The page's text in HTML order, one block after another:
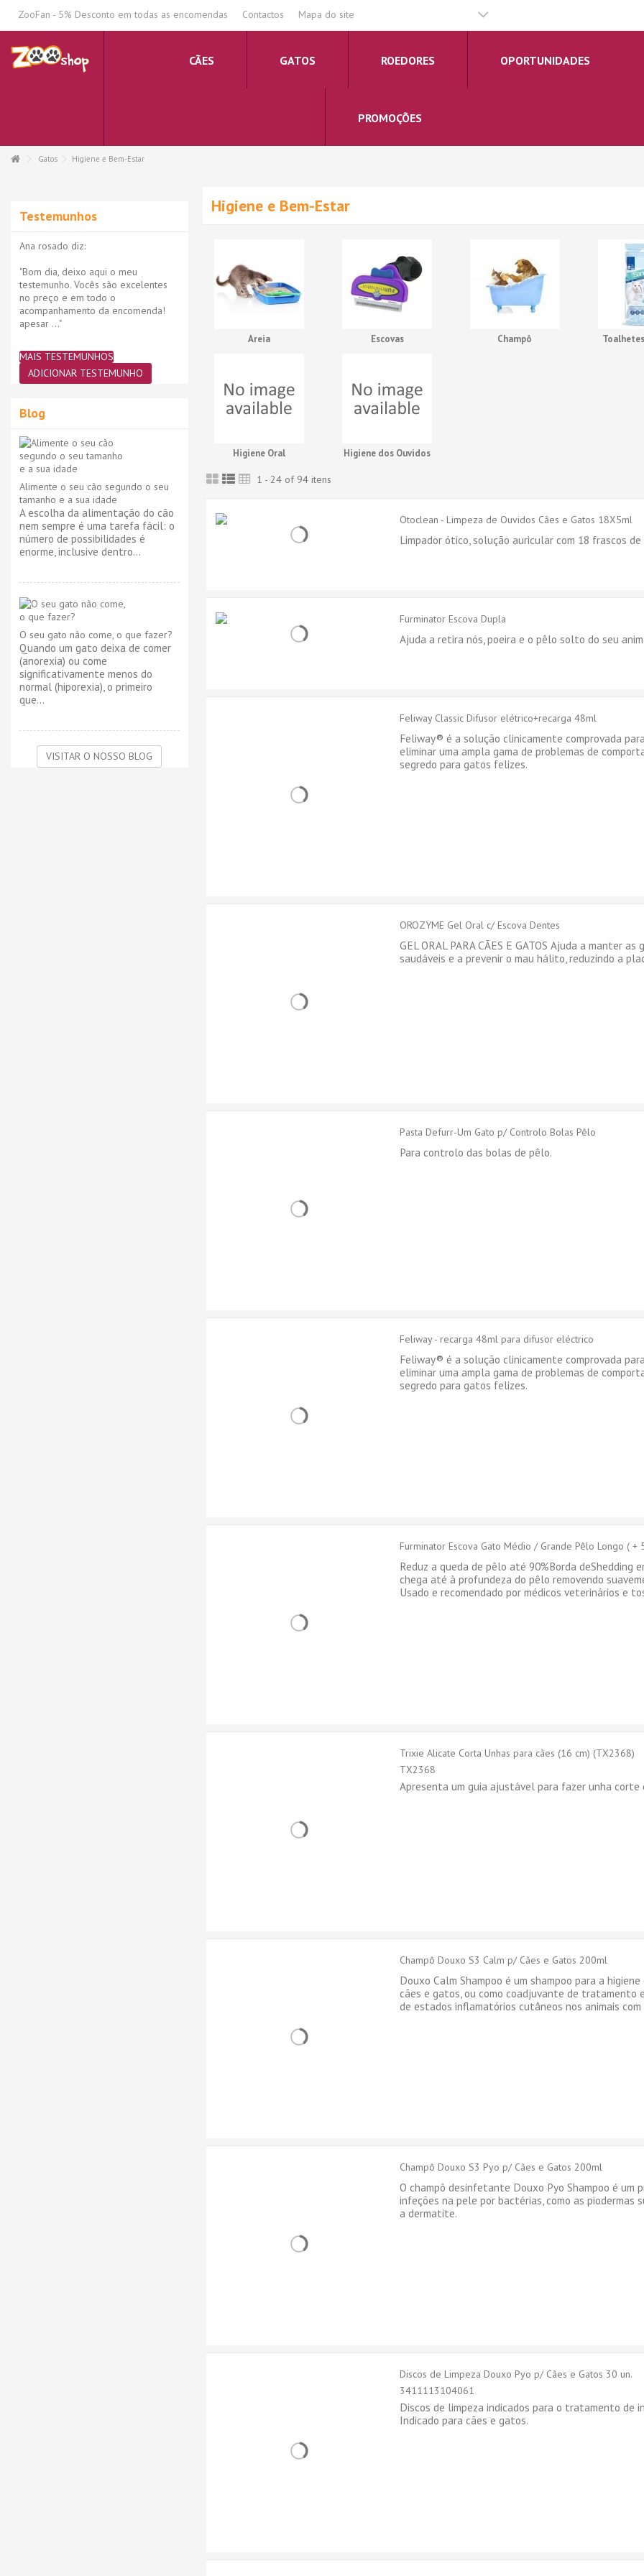
ZooFan - 5% Desconto em todas as encomendas Contactos Mapa do site
CÃES GATOS ROEDORES OPORTUNIDADES
PROMOÇÕES
Gatos Higiene e Bem-Estar
Higiene e Bem-Estar
Areia Escovas Champô
Higiene Oral Higiene dos Ouvidos
1 - 24 of 94 itens
Otoclean - Limpeza de Ouvidos Cães e Gatos 18X5ml
Limpador ótico, solução auricular com 18 frascos de
Furminator Escova Dupla
Ajuda a retira nós, poeira e o pêlo solto do seu
Feliway Classic Difusor elétrico+recarga 48ml
Feliway® é a solução clinicamente comprovada
eliminar uma ampla gama de problemas de
segredo para gatos felizes.
OROZYME Gel Oral c/ Escova Dentes
GEL ORAL PARA CÃES E GATOS Ajuda a manter
saudáveis e a prevenir o mau hálito, reduzindo a
Pasta Defurr-Um Gato p/ Controlo Bolas Pêlo
Para controlo das bolas de pêlo.
Feliway - recarga 48ml para difusor eléctrico
Feliway® é a solução clinicamente comprovada
eliminar uma ampla gama de problemas de
segredo para gatos felizes.
Furminator Escova Gato Médio / Grande Pêlo Longo ( +
Reduz a queda de pêlo até 90%Borda deShedding
chega até à profundeza do pêlo removendo
Usado e recomendado por médicos veterinários e
Trixie Alicate Corta Unhas para cães (16 cm) (TX2368)
TX2368
Apresenta um guia ajustável para fazer unha
Champô Douxo S3 Calm p/ Cães e Gatos 200ml
Douxo Calm Shampoo é um shampoo para a
cães e gatos, ou como coadjuvante de tratamento
de estados inflamatórios cutâneos nos animais
Champô Douxo S3 Pyo p/ Cães e Gatos 200ml
O champô desinfetante Douxo Pyo Shampoo é um
infeções na pele por bactérias, como as piodermas
a dermatite.
Discos de Limpeza Douxo Pyo p/ Cães e Gatos 30 un.
3411113104061
Discos de limpeza indicados para o tratamento de
Indicado para cães e gatos.
Testemunhos
Ana rosado diz:
"Bom dia, deixo aqui o meu
testemunho. Vocês são excelentes
no preço e em todo o
acompanhamento da encomenda!
apesar ..."
MAIS TESTEMUNHOS
ADICIONAR TESTEMUNHO
Blog
Alimente o seu cão segundo o seu
tamanho e a sua idade
A escolha da alimentação do cão
nem sempre é uma tarefa fácil: o
número de possibilidades é
enorme, inclusive dentro...
O seu gato não come, o que fazer?
Quando um gato deixa de comer
(anorexia) ou come
significativamente menos do
normal (hiporexia), o primeiro
que...
VISITAR O NOSSO BLOG